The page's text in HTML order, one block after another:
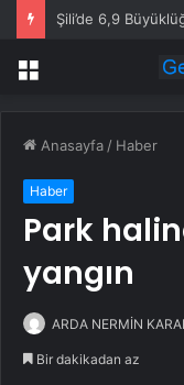
Şili’de 6,9
Menü
Anasayfa / Haber
Haber
Park
yangın
ARDA NERMİN
Bir dakikadan az